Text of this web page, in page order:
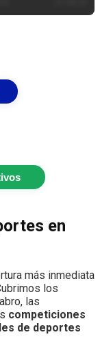
en
más inmediata
los
las
competiciones
de deportes